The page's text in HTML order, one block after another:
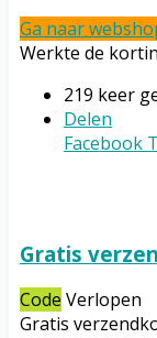
Ga naar
Werkte de
219 keer
Delen
Facebook
Gratis
Code Verlopen
Gratis